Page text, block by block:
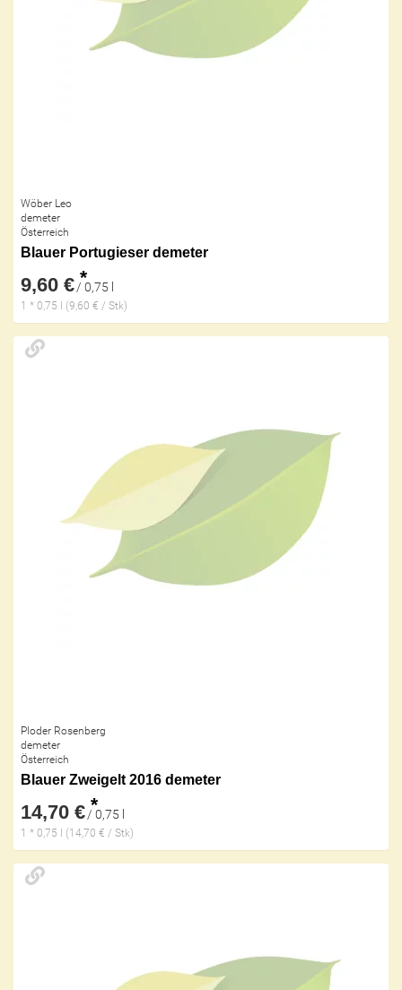
Wöber Leo
demeter
Österreich
Blauer Portugieser demeter
9,60 € *
/ 0,75 l
1 * 0,75 l (9,60 € / Stk)
Ploder Rosenberg
demeter
Österreich
Blauer Zweigelt 2016 demeter
14,70 € *
/ 0,75 l
1 * 0,75 l (14,70 € / Stk)